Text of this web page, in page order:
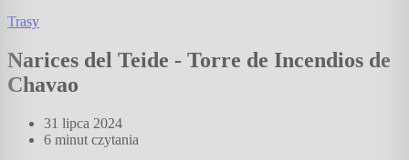
Trasy
Narices del Teide - Torre de Incendios de
Chavao
31 lipca 2024
6 minut czytania